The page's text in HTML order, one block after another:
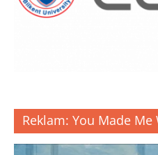
Reklam: You Made Me